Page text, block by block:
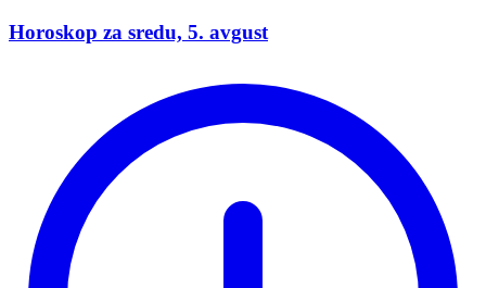
Horoskop za sredu, 5. avgust